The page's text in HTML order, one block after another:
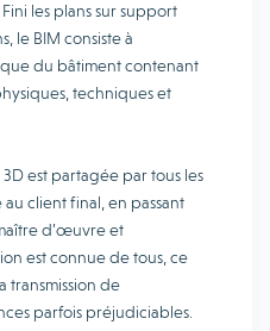
Fini les plans sur support
le BIM consiste à
du bâtiment contenant
techniques et
est partagée par tous les
client final, en passant
d’œuvre et
est connue de tous, ce
transmission de
parfois préjudiciables.